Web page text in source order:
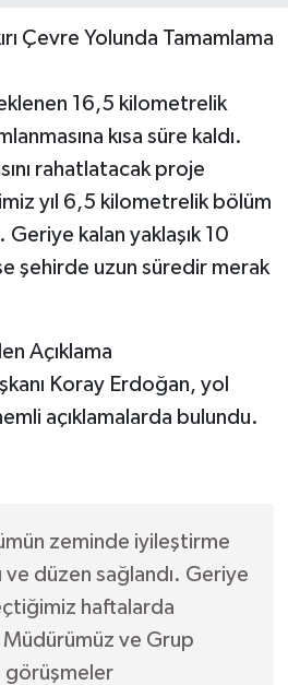
Çevre Yolunda Tamamlama
16,5 kilometrelik
kısa süre kaldı.
rahatlatacak proje
yıl 6,5 kilometrelik bölüm
kalan yaklaşık 10
şehirde uzun süredir merak
Açıklama
Koray Erdoğan, yol
açıklamalarda bulundu.
zeminde iyileştirme
ve düzen sağlandı. Geriye
haftalarda
Müdürümüz ve Grup
görüşmeler